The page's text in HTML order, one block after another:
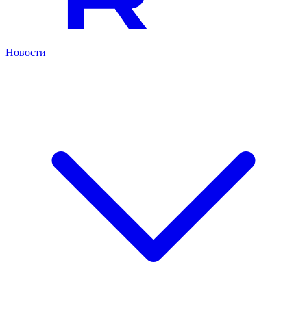
Новости